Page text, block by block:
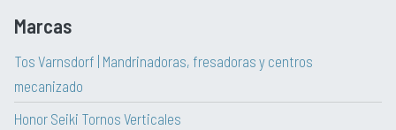
Marcas
Tos Varnsdorf | Mandrinadoras, fresadoras y centros
mecanizado
Honor Seiki Tornos Verticales